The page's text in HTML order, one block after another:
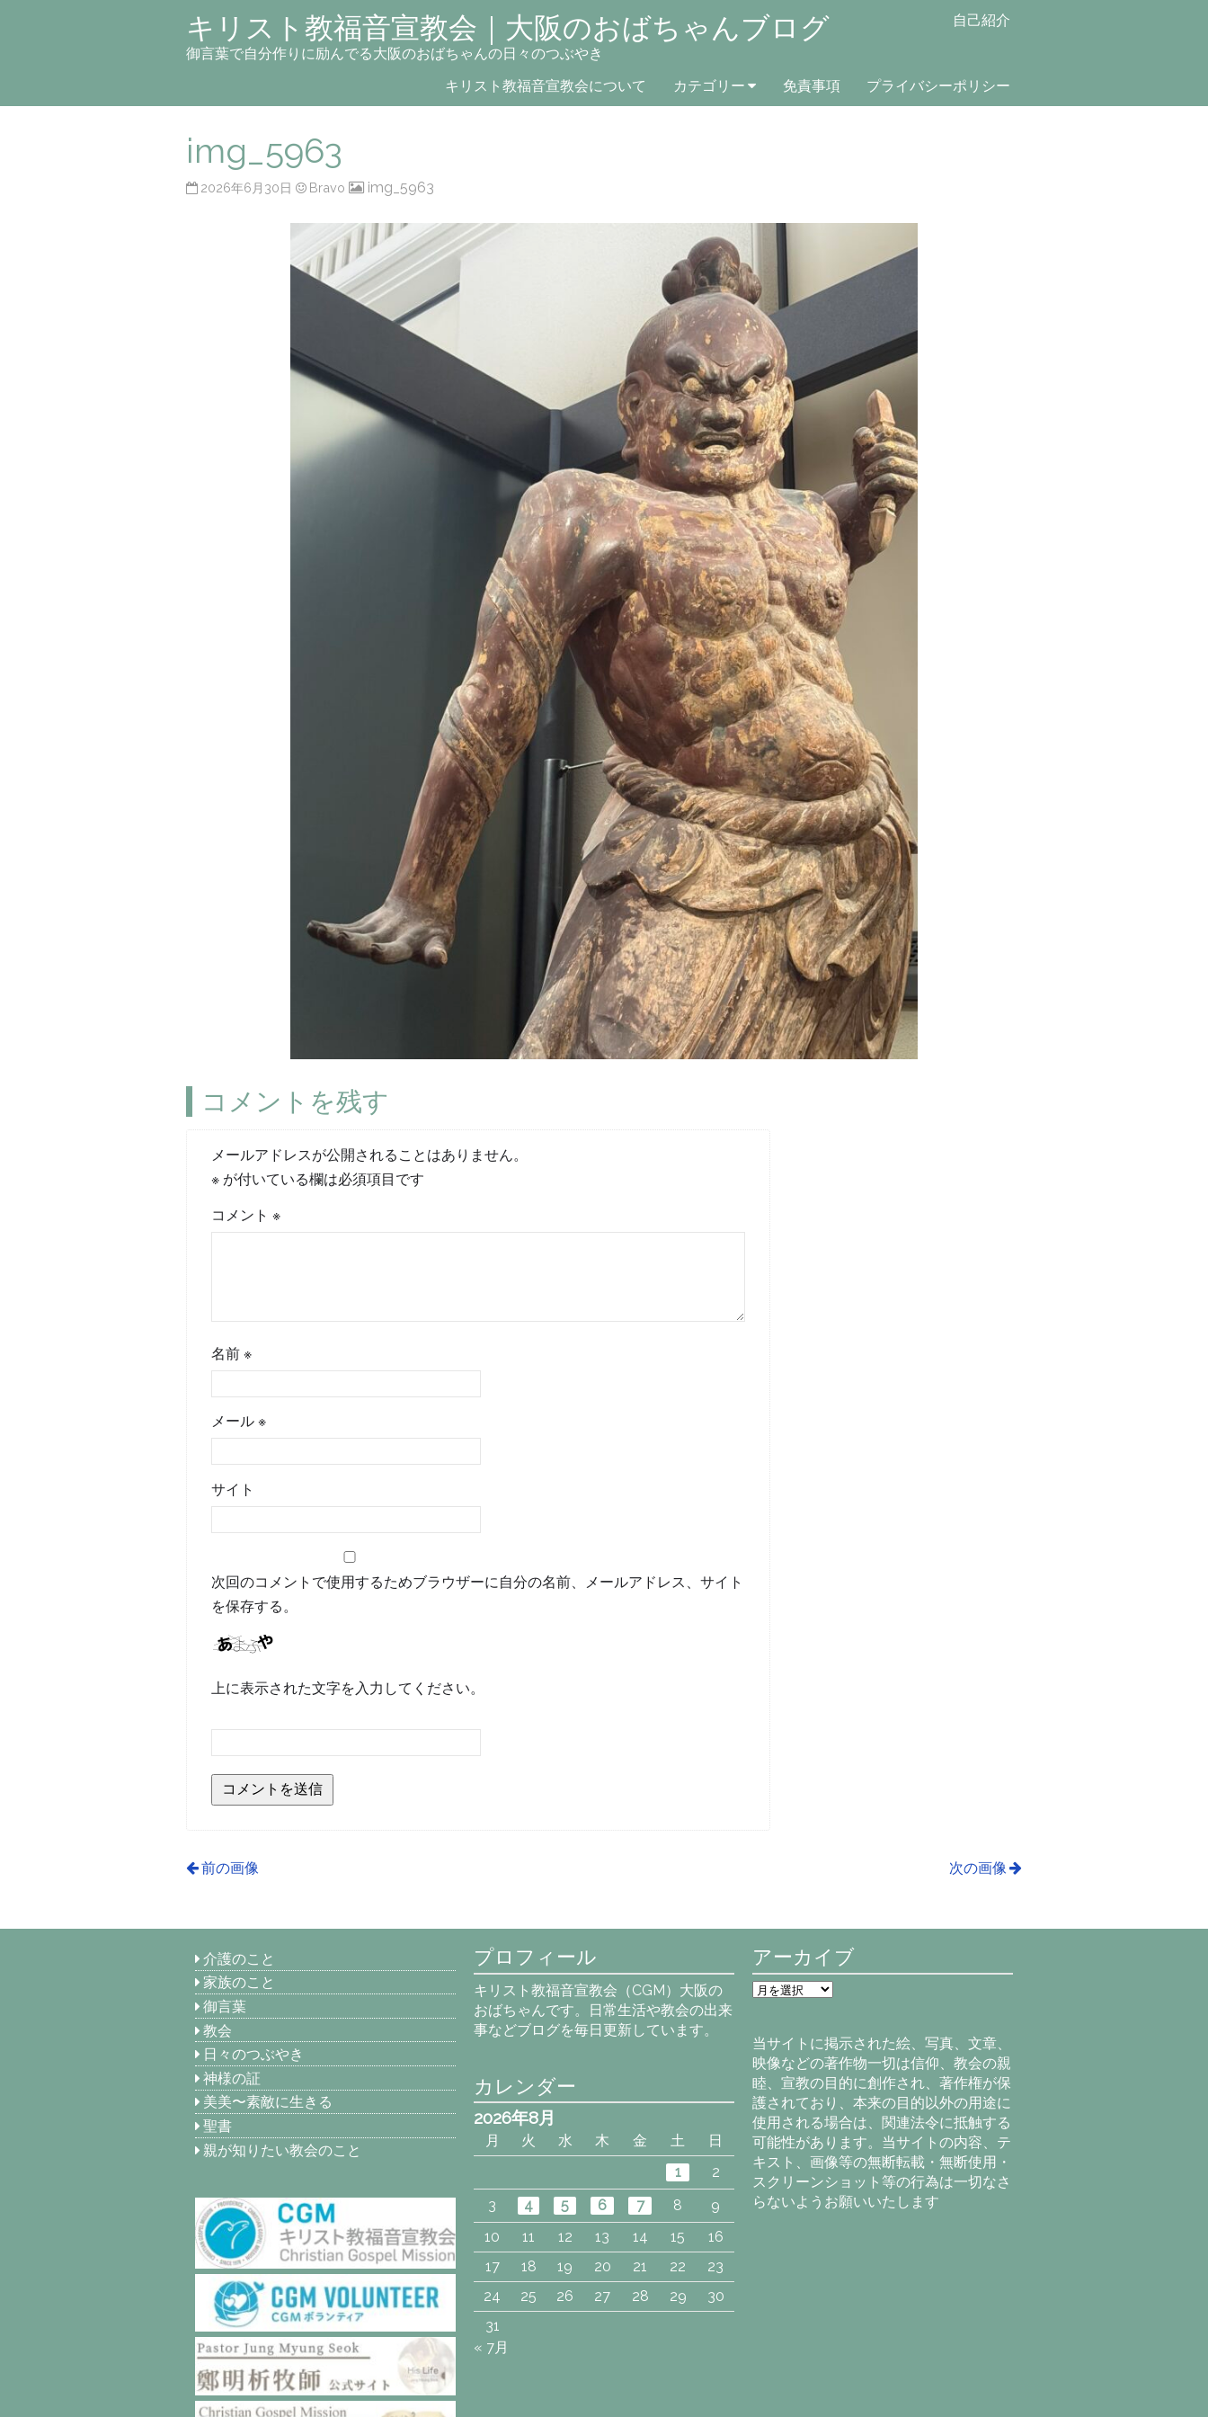
キリスト教福音宣教会｜大阪のおばちゃんブログ
御言葉で自分作りに励んでる大阪のおばちゃんの日々のつぶやき
自己紹介
キリスト教福音宣教会について カテゴリー 免責事項 プライバシーポリシー
img_5963
2026年6月30日 Bravo img_5963
コメントを残す
メールアドレスが公開されることはありません。
※ が付いている欄は必須項目です
コメント※
名前※
メール※
サイト
次回のコメントで使用するためブラウザーに自分の名前、メールアドレス、サイト
を保存する。
上に表示された文字を入力してください。
次の画像
前の画像
介護のこと
家族のこと
御言葉
教会
日々のつぶやき
神様の証
美美〜素敵に生きる
聖書
親が知りたい教会のこと
プロフィール
キリスト教福音宣教会（CGM）大阪の
おばちゃんです。日常生活や教会の出来
事などブログを毎日更新しています。
アーカイブ
ア
ー
ブ
当サイトに掲示された絵、写真、文章、
映像などの著作物一切は信仰、教会の親
睦、宣教の目的に創作され、著作権が保
護されており、本来の目的以外の用途に
使用される場合は、関連法令に抵触する
可能性があります。当サイトの内容、テ
キスト、画像等の無断転載・無断使用・
スクリーンショット等の行為は一切なさ
らないようお願いいたします
カレンダー
2026年8月
月 火 水 木 金 土
日
1
2
3
4 5 6 7 8
9
10
11 12 13 14 15
16
17
18 19 20 21 22
23
24
25 26 27 28 29
30
31
« 7月